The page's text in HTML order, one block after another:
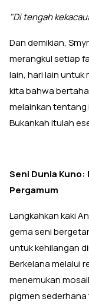
"Di tengah
Dan demikian,
merangkul setiap
lain, hari lain untuk
kita bahwa
melainkan
Bukankah itulah
Seni Dunia
Pergamum
Langkahkan kaki
gema seni
untuk kehilangan
Berkelana melalui
menemukan
pigmen